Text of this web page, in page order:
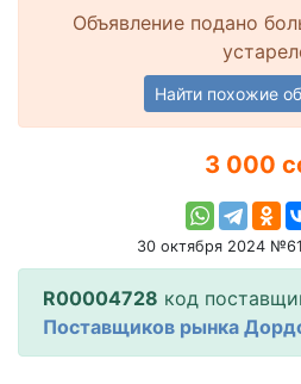
Объявление подано
Найти похожие
3 000
30 октября 2024
R00004728 код
Поставщиков рынка